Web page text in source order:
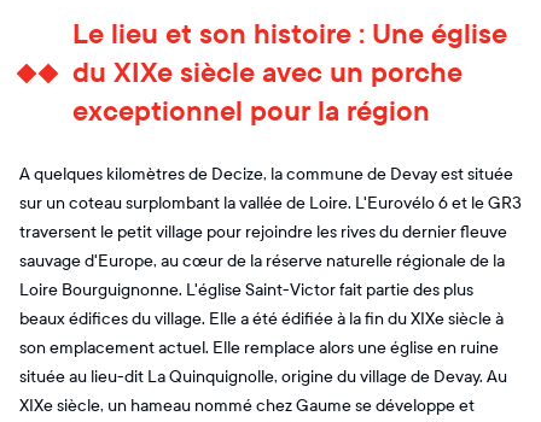
Le lieu et son histoire : Une église
du XIXe siècle avec un porche
exceptionnel pour la région
A quelques kilomètres de Decize, la commune de Devay est située
sur un coteau surplombant la vallée de Loire. L'Eurovélo 6 et le GR3
traversent le petit village pour rejoindre les rives du dernier fleuve
sauvage d'Europe, au cœur de la réserve naturelle régionale de la
Loire Bourguignonne. L'église Saint-Victor fait partie des plus
beaux édifices du village. Elle a été édifiée à la fin du XIXe siècle à
son emplacement actuel. Elle remplace alors une église en ruine
située au lieu-dit La Quinquignolle, origine du village de Devay. Au
XIXe siècle, un hameau nommé chez Gaume se développe et